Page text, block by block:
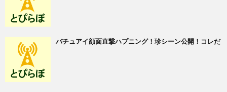
バチュアイ顔面直撃ハプニング！珍シーン公開！コレだ